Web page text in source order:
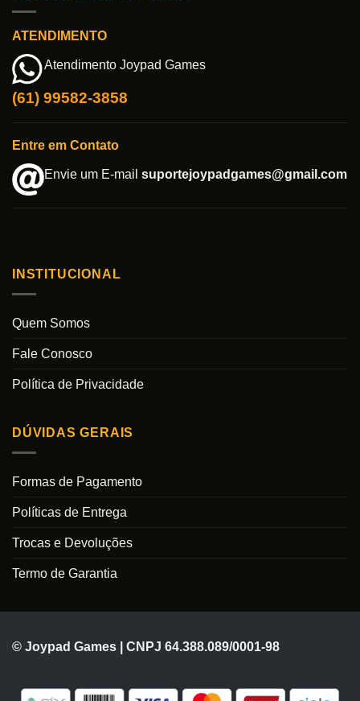
ATENDIMENTO
Atendimento Joypad Games
(61) 99582-3858
Entre em Contato
Envie um E-mail suportejoypadgames@gmail.com
INSTITUCIONAL
Quem Somos
Fale Conosco
Política de Privacidade
DÚVIDAS GERAIS
Formas de Pagamento
Políticas de Entrega
Trocas e Devoluções
Termo de Garantia
© Joypad Games | CNPJ 64.388.089/0001-98